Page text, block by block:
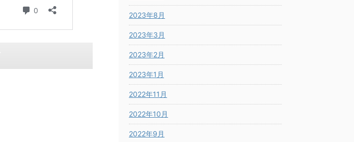
2023年8月
2023年3月
2023年2月
2023年1月
2022年11月
2022年10月
2022年9月